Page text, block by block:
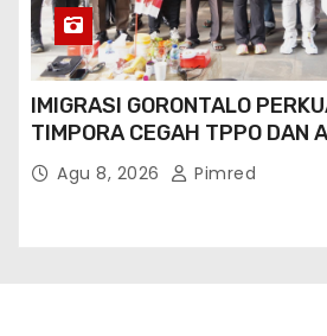
IMIGRASI GORONTALO
TIMPORA CEGAH TPPO DAN
ORANG ASING DI GORONTALO
Agu 8, 2026 Pimred